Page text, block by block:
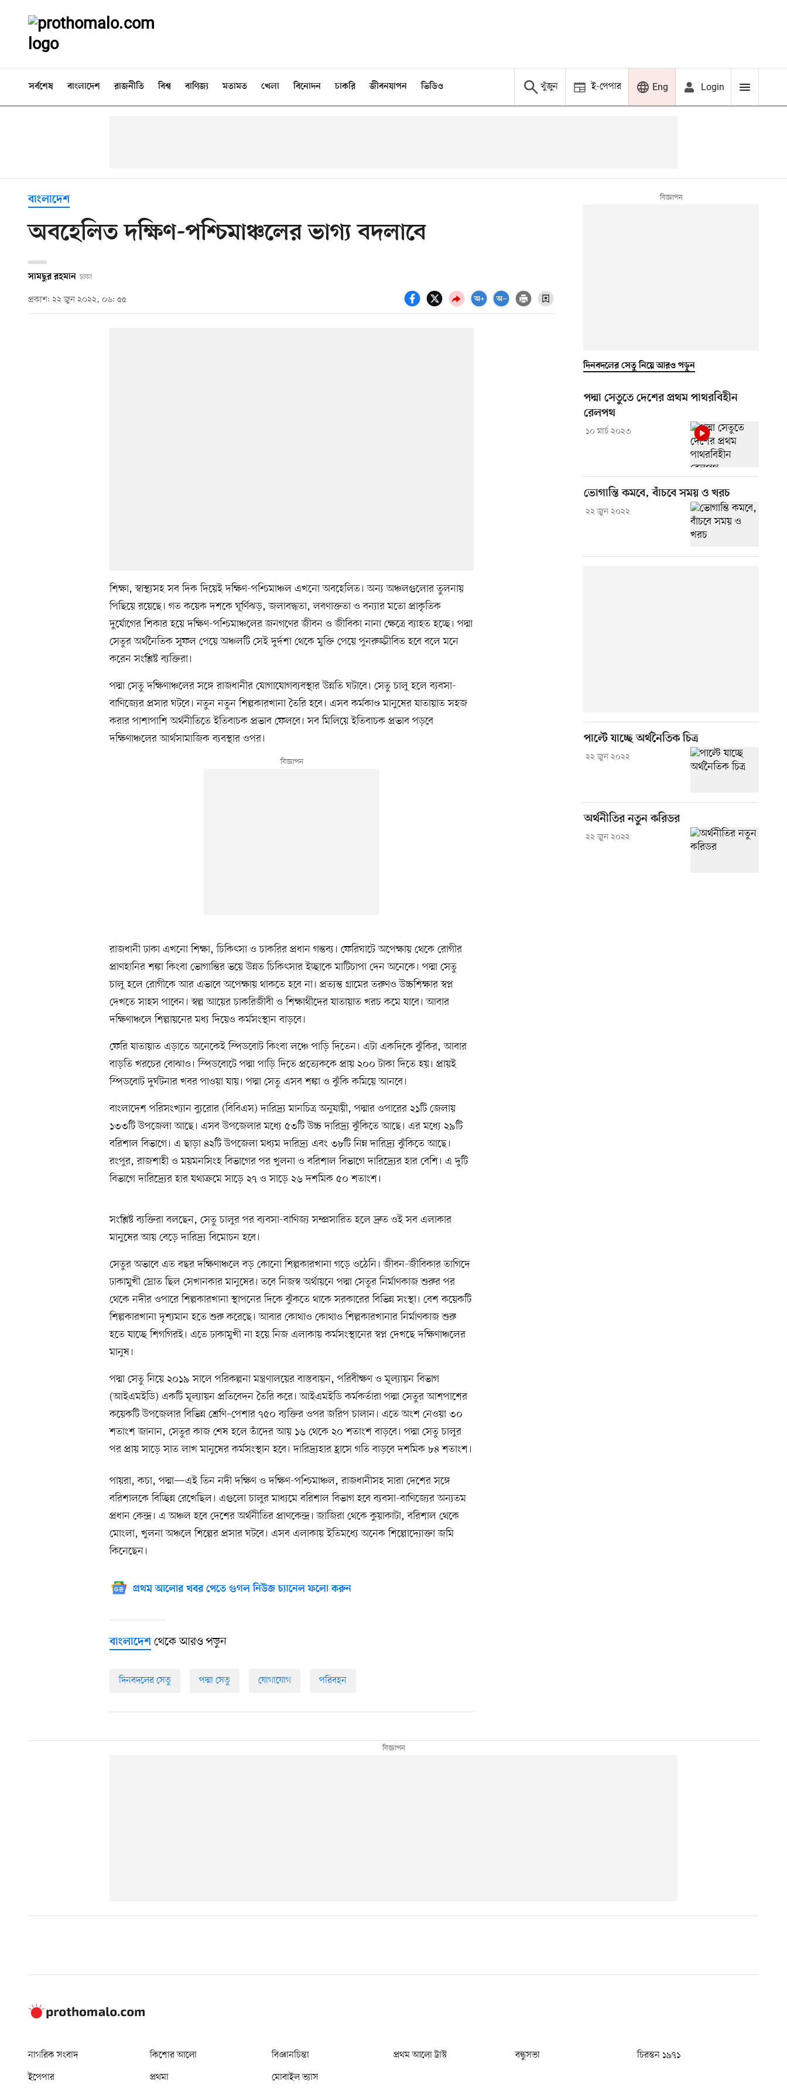
সর্বশেষ বাংলাদেশ রাজনীতি বিশ্ব বাণিজ্য মতামত খেলা বিনোদন চাকরি জীবনযাপন ভিডিও খুঁজুন ই-পেপার Eng Login
বাংলাদেশ
অবহেলিত দক্ষিণ-পশ্চিমাঞ্চলের ভাগ্য বদলাবে
সামছুর রহমান ঢাকা
প্রকাশ: ২২ জুন ২০২২, ০৬: ৫৫
শিক্ষা, স্বাস্থ্যসহ সব দিক দিয়েই দক্ষিণ-পশ্চিমাঞ্চল এখনো অবহেলিত। অন্য অঞ্চলগুলোর তুলনায়
পিছিয়ে রয়েছে। গত কয়েক দশকে ঘূর্ণিঝড়, জলাবদ্ধতা, লবণাক্ততা ও বন্যার মতো প্রাকৃতিক
দুর্যোগের শিকার হয়ে দক্ষিণ-পশ্চিমাঞ্চলের জনগণের জীবন ও জীবিকা নানা ক্ষেত্রে ব্যাহত হচ্ছে। পদ্মা
সেতুর অর্থনৈতিক সুফল পেয়ে অঞ্চলটি সেই দুর্দশা থেকে মুক্তি পেয়ে পুনরুজ্জীবিত হবে বলে মনে
করেন সংশ্লিষ্ট ব্যক্তিরা।
পদ্মা সেতু দক্ষিণাঞ্চলের সঙ্গে রাজধানীর যোগাযোগব্যবস্থার উন্নতি ঘটাবে। সেতু চালু হলে ব্যবসা-
বাণিজ্যের প্রসার ঘটবে। নতুন নতুন শিল্পকারখানা তৈরি হবে। এসব কর্মকাণ্ড মানুষের যাতায়াত সহজ
করার পাশাপাশি অর্থনীতিতে ইতিবাচক প্রভাব ফেলবে। সব মিলিয়ে ইতিবাচক প্রভাব পড়বে
দক্ষিণাঞ্চলের আর্থসামাজিক ব্যবস্থার ওপর।
রাজধানী ঢাকা এখনো শিক্ষা, চিকিৎসা ও চাকরির প্রধান গন্তব্য। ফেরিঘাটে অপেক্ষায় থেকে রোগীর
প্রাণহানির শঙ্কা কিংবা ভোগান্তির ভয়ে উন্নত চিকিৎসার ইচ্ছাকে মাটিচাপা দেন অনেকে। পদ্মা সেতু
চালু হলে রোগীকে আর এভাবে অপেক্ষায় থাকতে হবে না। প্রত্যন্ত গ্রামের তরুণও উচ্চশিক্ষার স্বপ্ন
দেখতে সাহস পাবেন। স্বল্প আয়ের চাকরিজীবী ও শিক্ষার্থীদের যাতায়াত খরচ কমে যাবে। আবার
দক্ষিণাঞ্চলে শিল্পায়নের মধ্য দিয়েও কর্মসংস্থান বাড়বে।
ফেরি যাতায়াত এড়াতে অনেকেই স্পিডবোট কিংবা লঞ্চে পাড়ি দিতেন। এটা একদিকে ঝুঁকির, আবার
বাড়তি খরচের বোঝাও। স্পিডবোটে পদ্মা পাড়ি দিতে প্রত্যেককে প্রায় ২০০ টাকা দিতে হয়। প্রায়ই
স্পিডবোট দুর্ঘটনার খবর পাওয়া যায়। পদ্মা সেতু এসব শঙ্কা ও ঝুঁকি কমিয়ে আনবে।
বাংলাদেশ পরিসংখ্যান ব্যুরোর (বিবিএস) দারিদ্র্য মানচিত্র অনুযায়ী, পদ্মার ওপারের ২১টি জেলায়
১৩৩টি উপজেলা আছে। এসব উপজেলার মধ্যে ৫৩টি উচ্চ দারিদ্র্য ঝুঁকিতে আছে। এর মধ্যে ২৯টি
বরিশাল বিভাগে। এ ছাড়া ৪২টি উপজেলা মধ্যম দারিদ্র্য এবং ৩৮টি নিম্ন দারিদ্র্য ঝুঁকিতে আছে।
রংপুর, রাজশাহী ও ময়মনসিংহ বিভাগের পর খুলনা ও বরিশাল বিভাগে দারিদ্র্যের হার বেশি। এ দুটি
বিভাগে দারিদ্র্যের হার যথাক্রমে সাড়ে ২৭ ও সাড়ে ২৬ দশমিক ৫০ শতাংশ।
সংশ্লিষ্ট ব্যক্তিরা বলছেন, সেতু চালুর পর ব্যবসা-বাণিজ্য সম্প্রসারিত হলে দ্রুত ওই সব এলাকার
মানুষের আয় বেড়ে দারিদ্র্য বিমোচন হবে।
সেতুর অভাবে এত বছর দক্ষিণাঞ্চলে বড় কোনো শিল্পকারখানা গড়ে ওঠেনি। জীবন-জীবিকার তাগিদে
ঢাকামুখী স্রোত ছিল সেখানকার মানুষের। তবে নিজস্ব অর্থায়নে পদ্মা সেতুর নির্মাণকাজ শুরুর পর
থেকে নদীর ওপারে শিল্পকারখানা স্থাপনের দিকে ঝুঁকতে থাকে সরকারের বিভিন্ন সংস্থা। বেশ কয়েকটি
শিল্পকারখানা দৃশ্যমান হতে শুরু করেছে। আবার কোথাও কোথাও শিল্পকারখানার নির্মাণকাজ শুরু
হতে যাচ্ছে শিগগিরই। এতে ঢাকামুখী না হয়ে নিজ এলাকায় কর্মসংস্থানের স্বপ্ন দেখছে দক্ষিণাঞ্চলের
মানুষ।
পদ্মা সেতু নিয়ে ২০১৯ সালে পরিকল্পনা মন্ত্রণালয়ের বাস্তবায়ন, পরিবীক্ষণ ও মূল্যায়ন বিভাগ
(আইএমইডি) একটি মূল্যায়ন প্রতিবেদন তৈরি করে। আইএমইডি কর্মকর্তারা পদ্মা সেতুর আশপাশের
কয়েকটি উপজেলার বিভিন্ন শ্রেণি–পেশার ৭৫০ ব্যক্তির ওপর জরিপ চালান। এতে অংশ নেওয়া ৩০
শতাংশ জানান, সেতুর কাজ শেষ হলে তাঁদের আয় ১৬ থেকে ২০ শতাংশ বাড়বে। পদ্মা সেতু চালুর
পর প্রায় সাড়ে সাত লাখ মানুষের কর্মসংস্থান হবে। দারিদ্র্যহার হ্রাসে গতি বাড়বে দশমিক ৮৪ শতাংশ।
পায়রা, কচা, পদ্মা—এই তিন নদী দক্ষিণ ও দক্ষিণ-পশ্চিমাঞ্চল, রাজধানীসহ সারা দেশের সঙ্গে
বরিশালকে বিচ্ছিন্ন রেখেছিল। এগুলো চালুর মাধ্যমে বরিশাল বিভাগ হবে ব্যবসা-বাণিজ্যের অন্যতম
প্রধান কেন্দ্র। এ অঞ্চল হবে দেশের অর্থনীতির প্রাণকেন্দ্র। জাজিরা থেকে কুয়াকাটা, বরিশাল থেকে
মোংলা, খুলনা অঞ্চলে শিল্পের প্রসার ঘটবে। এসব এলাকায় ইতিমধ্যে অনেক শিল্পোদ্যোক্তা জমি
কিনেছেন।
প্রথম আলোর খবর পেতে গুগল নিউজ চ্যানেল ফলো করুন
বাংলাদেশ থেকে আরও পড়ুন
দিনবদলের সেতু পদ্মা সেতু যোগাযোগ পরিবহন
দিনবদলের সেতু নিয়ে আরও পড়ুন
পদ্মা সেতুতে দেশের প্রথম পাথরবিহীন
রেলপথ
১০ মার্চ ২০২৩
ভোগান্তি কমবে, বাঁচবে সময় ও খরচ
২২ জুন ২০২২
পাল্টে যাচ্ছে অর্থনৈতিক চিত্র
২২ জুন ২০২২
অর্থনীতির নতুন করিডর
২২ জুন ২০২২
নাগরিক সংবাদ কিশোর আলো বিজ্ঞানচিন্তা প্রথম আলো ট্রাস্ট বন্ধুসভা
চিরন্তন ১৯৭১
ইপেপার
প্রথমা মোবাইল ভ্যাস